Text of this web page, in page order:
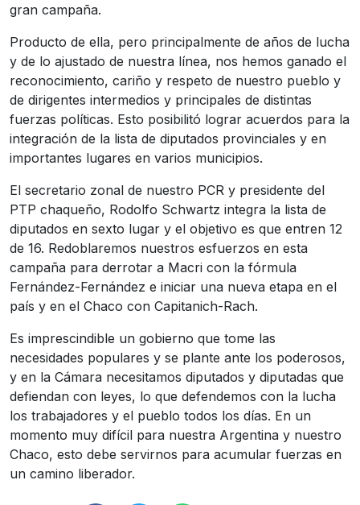
gran campaña.
Producto de ella, pero principalmente de años de lucha
y de lo ajustado de nuestra línea, nos hemos ganado el
reconocimiento, cariño y respeto de nuestro pueblo y
de dirigentes intermedios y principales de distintas
fuerzas políticas. Esto posibilitó lograr acuerdos para la
integración de la lista de diputados provinciales y en
importantes lugares en varios municipios.
El secretario zonal de nuestro PCR y presidente del
PTP chaqueño, Rodolfo Schwartz integra la lista de
diputados en sexto lugar y el objetivo es que entren 12
de 16. Redoblaremos nuestros esfuerzos en esta
campaña para derrotar a Macri con la fórmula
Fernández-Fernández e iniciar una nueva etapa en el
país y en el Chaco con Capitanich-Rach.
Es imprescindible un gobierno que tome las
necesidades populares y se plante ante los poderosos,
y en la Cámara necesitamos diputados y diputadas que
defiendan con leyes, lo que defendemos con la lucha
los trabajadores y el pueblo todos los días. En un
momento muy difícil para nuestra Argentina y nuestro
Chaco, esto debe servirnos para acumular fuerzas en
un camino liberador.